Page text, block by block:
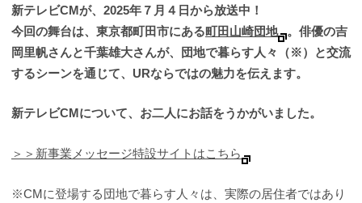
新テレビCMが、2025年７月４日から放送中！
今回の舞台は、東京都町田市にある町田山崎団地
。俳優の吉
岡里帆さんと千葉雄大さんが、団地で暮らす人々（※）と交流
するシーンを通じて、URならではの魅力を伝えます。
新テレビCMについて、お二人にお話をうかがいました。
＞＞新事業メッセージ特設サイトはこちら
※CMに登場する団地で暮らす人々は、実際の居住者ではあり